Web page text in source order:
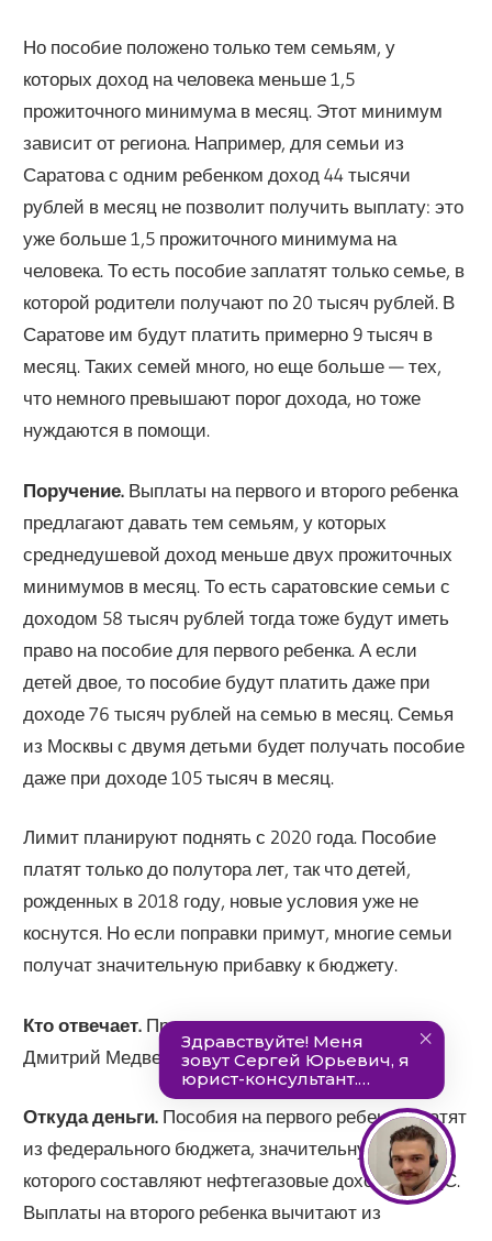
Но пособие положено только тем семьям, у
которых доход на человека меньше 1,5
прожиточного минимума в месяц. Этот минимум
зависит от региона. Например, для семьи из
Саратова с одним ребенком доход 44 тысячи
рублей в месяц не позволит получить выплату: это
уже больше 1,5 прожиточного минимума на
человека. То есть пособие заплатят только семье, в
которой родители получают по 20 тысяч рублей. В
Саратове им будут платить примерно 9 тысяч в
месяц. Таких семей много, но еще больше — тех,
что немного превышают порог дохода, но тоже
нуждаются в помощи.
Поручение. Выплаты на первого и второго ребенка
предлагают давать тем семьям, у которых
среднедушевой доход меньше двух прожиточных
минимумов в месяц. То есть саратовские семьи с
доходом 58 тысяч рублей тогда тоже будут иметь
право на пособие для первого ребенка. А если
детей двое, то пособие будут платить даже при
доходе 76 тысяч рублей на семью в месяц. Семья
из Москвы с двумя детьми будет получать пособие
даже при доходе 105 тысяч в месяц.
Лимит планируют поднять с 2020 года. Пособие
платят только до полутора лет, так что детей,
рожденных в 2018 году, новые условия уже не
коснутся. Но если поправки примут, многие семьи
получат значительную прибавку к бюджету.
Кто отвечает. Председатель правительства
Дмитрий Медведев.
Откуда деньги. Пособия на первого ребенка платят
из федерального бюджета, значительную часть
которого составляют нефтегазовые доходы и НДС.
Выплаты на второго ребенка вычитают из